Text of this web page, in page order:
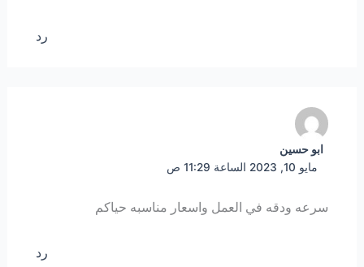
رد
ابو حسين
مايو 10, 2023 الساعة 11:29 ص
سرعه ودقه في العمل واسعار مناسبه حياكم
رد